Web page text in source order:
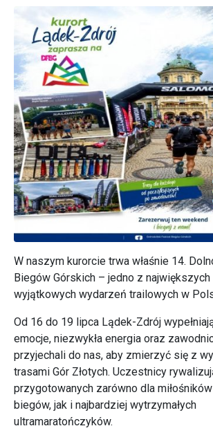
W naszym kurorcie trwa właśnie 14.
Biegów Górskich – jedno z
wyjątkowych wydarzeń trailowych w
Od 16 do 19 lipca Lądek-Zdrój
emocje, niezwykła energia oraz
przyjechali do nas, aby zmierzyć się z
trasami Gór Złotych. Uczestnicy
przygotowanych zarówno dla
biegów, jak i najbardziej wytrzymałych
ultramaratończyków.